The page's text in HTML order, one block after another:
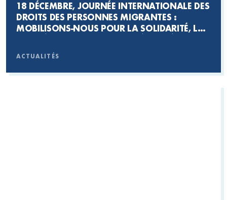
18 DÉCEMBRE, JOURNÉE INTERNATIONALE DES
DROITS DES PERSONNES MIGRANTES :
MOBILISONS-NOUS POUR LA SOLIDARITÉ, LA
ACTUALITÉS